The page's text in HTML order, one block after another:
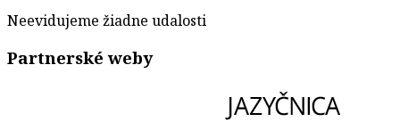
Neevidujeme žiadne udalosti
Partnerské weby